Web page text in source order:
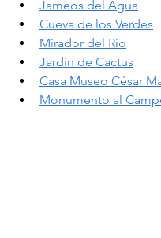
Jameos del Agua
Cueva de los Verdes
Mirador del Río
Jardín de Cactus
Casa Museo César
Monumento al